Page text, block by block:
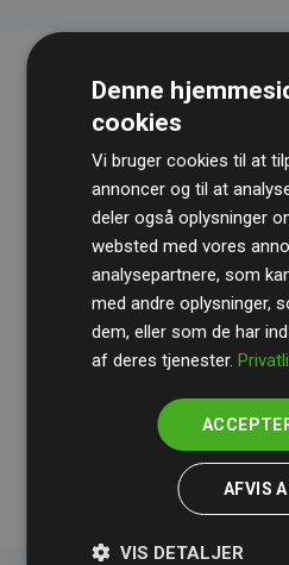
RevisionshusetBDO
beregninger og metode for at
og pålidelighed.
Deres revision
medlemmernes websites
Denne
cookies
Vi bruger cookies til at
annoncer og til at
deler også oplysninger
websted med vores
analysepartnere, som
med andre oplysninger,
dem, eller som de har
af deres tjenester.
AFVIS
VIS DETALJER